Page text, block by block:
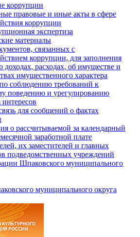
коррупции
правовые и иные акты в сфере
коррупции
экспертиза
материалы
связанных с
коррупции, для заполнения
доходах, расходах, об имуществе и
имущественного характера
соблюдению требований к
поведению и урегулированию
для сообщений о фактах
о рассчитываемой за календарный
заработной плате
их заместителей и главных
подведомственных учреждений
Шпаковского муниципального
муниципального округа